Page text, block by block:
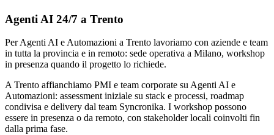
Agenti AI 24/7 a Trento
Per Agenti AI e Automazioni a Trento lavoriamo con aziende e team
in tutta la provincia e in remoto: sede operativa a Milano, workshop
in presenza quando il progetto lo richiede.
A Trento affianchiamo PMI e team corporate su Agenti AI e
Automazioni: assessment iniziale su stack e processi, roadmap
condivisa e delivery dal team Syncronika. I workshop possono
essere in presenza o da remoto, con stakeholder locali coinvolti fin
dalla prima fase.